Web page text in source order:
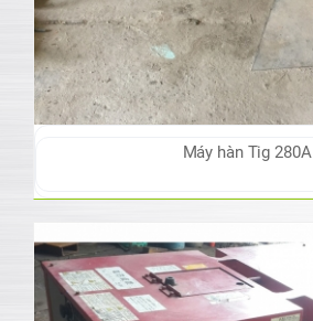
Máy hàn Tig 280A